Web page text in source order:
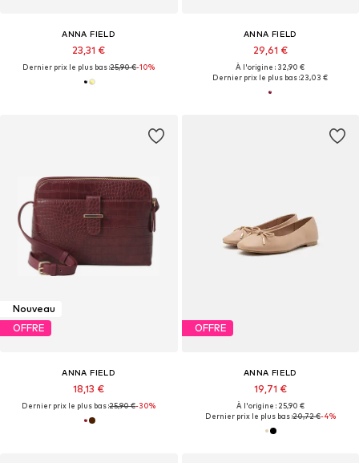
ANNA FIELD
23,31 €
Dernier prix le plus bas :25,90 €-10%
ANNA FIELD
29,61 €
À l'origine : 32,90 €
Dernier prix le plus bas :23,03 €
Nouveau
OFFRE
ANNA FIELD
18,13 €
Dernier prix le plus bas :25,90 €-30%
OFFRE
ANNA FIELD
19,71 €
À l'origine : 25,90 €
Dernier prix le plus bas :20,72 €-4%